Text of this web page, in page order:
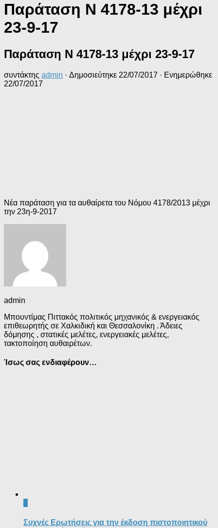
Παράταση Ν 4178-13 μέχρι
23-9-17
Παράταση Ν 4178-13 μέχρι 23-9-17
συντάκτης admin · Δημοσιεύτηκε 22/07/2017 · Ενημερώθηκε
22/07/2017
Νέα παράταση για τα αυθαίρετα του Νόμου 4178/2013 μέχρι
την 23η-9-2017
admin
Μπουντίμας Πιττακός πολιτικός μηχανικός & ενεργειακός
επιθεωρητής σε Χαλκιδική και Θεσσαλονίκη . Άδειες
δόμησης , στατικές μελέτες, ενεργειακές μελέτες,
τακτοποίηση αυθαιρέτων.
Ίσως σας ενδιαφέρουν…
Συχνές Ερωτήσεις για την έκδοση πιστοποιητικού